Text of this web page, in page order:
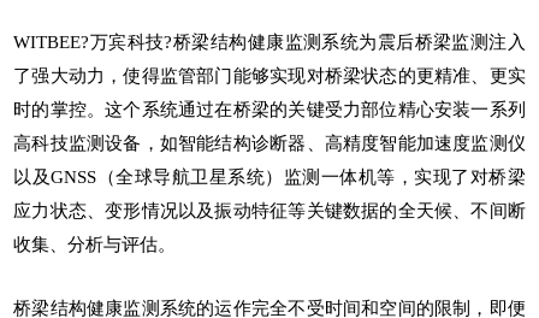
WITBEE?万宾科技?桥梁结构健康监测系统为震后桥梁监测注入
了强大动力，使得监管部门能够实现对桥梁状态的更精准、更实
时的掌控。这个系统通过在桥梁的关键受力部位精心安装一系列
高科技监测设备，如智能结构诊断器 、高精度智能加速度监测仪
以及GNSS（全球导航卫星系统）监测一体机等，实现了对桥梁
应力状态、变形情况以及振动特征等关键数据的全天候、不间断
收集、分析与评估。
桥梁结构健康监测系统的运作完全不受时间和空间的限制，即便